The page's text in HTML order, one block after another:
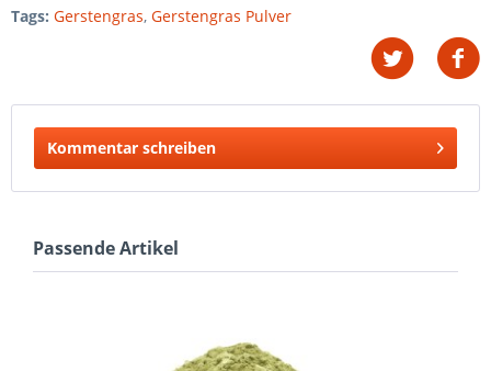
Tags: Gerstengras, Gerstengras Pulver
Kommentar schreiben
Passende Artikel